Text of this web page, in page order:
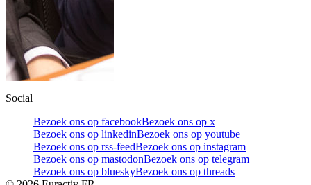
Social
Bezoek ons op facebookBezoek ons op x
Bezoek ons op linkedinBezoek ons op youtube
Bezoek ons op rss-feedBezoek ons op instagram
Bezoek ons op mastodonBezoek ons op telegram
Bezoek ons op blueskyBezoek ons op threads